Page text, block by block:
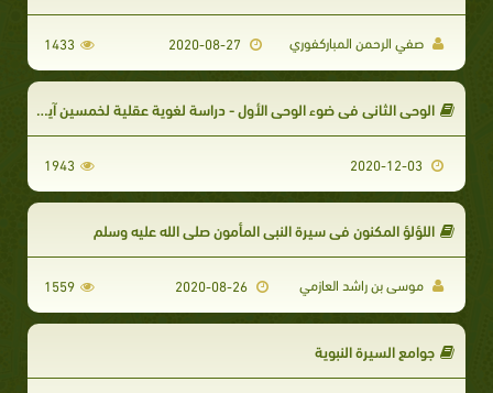
صفي الرحمن المباركفوري 1433
الوحي الثاني في ضوء الوحي الأول - دراسة لغوية عقلية لخمسين آية قرآنية في حجية السنة، ويتلوها ستون إلزاما عقليا لمنكريها.
1943
اللؤلؤ المكنون في سيرة النبي المأمون صلى الله عليه وسلم
موسى بن راشد العازمي 1559
جوامع السيرة النبوية